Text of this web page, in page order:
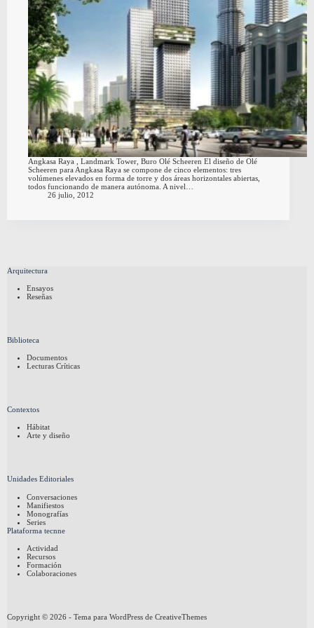
Angkasa Raya , Landmark Tower, Buro Olé Scheeren El diseño de Olé
Scheeren para Angkasa Raya se compone de cinco elementos: tres
volúmenes elevados en forma de torre y dos áreas horizontales abiertas,
todos funcionando de manera autónoma. A nivel…
26 julio, 2012
Arquitectura
Ensayos
Reseñas
Biblioteca
Documentos
Lecturas Críticas
Contextos
Hábitat
Arte y diseño
Unidades Editoriales
Conversaciones
Manifiestos
Monografías
Series
Plataforma tecnne
Actividad
Recursos
Formación
Colaboraciones
Copyright © 2026 - Tema para WordPress de CreativeThemes